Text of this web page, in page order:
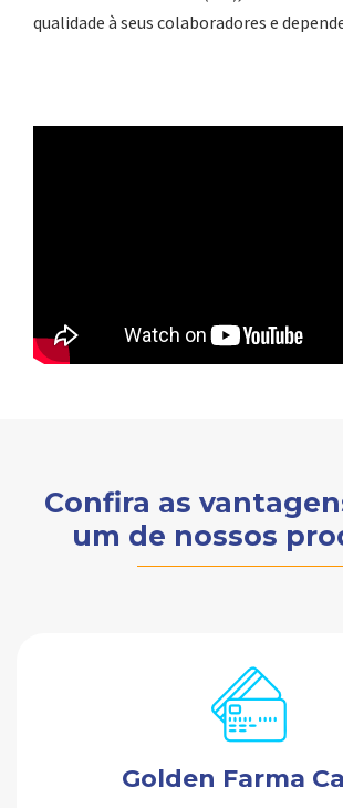
qualidade à seus colaboradores e
Confira as
um de nossos
Golden Farma